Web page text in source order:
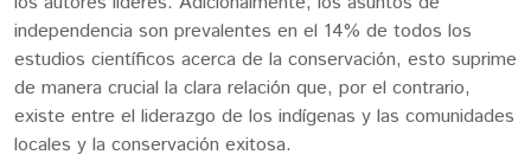
independencia son prevalentes en el 14% de todos los
estudios científicos acerca de la conservación, esto suprime
de manera crucial la clara relación que, por el contrario,
existe entre el liderazgo de los indígenas y las comunidades
locales y la conservación exitosa.